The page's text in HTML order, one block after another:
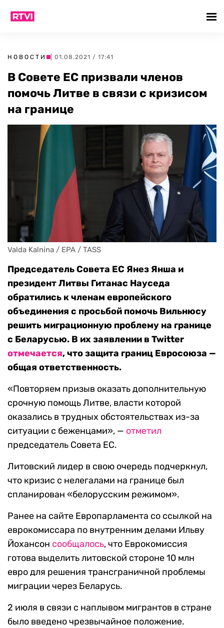
НОВОСТИ | 01.08.2021 / 17:41
В Совете ЕС призвали членов
помочь Литве в связи с кризисом
на границе
Valda Kalnina / EPA / TASS
Председатель Совета ЕС Янез Янша и
президент Литвы Гитанас Науседа
обратились к членам европейского
объединения с просьбой помочь Вильнюсу
решить миграционную проблему на границе
с Беларусью. В их заявлении в Twitter
отмечается, что защита границ Евросоюза —
общая ответственность.
«Повторяем призыв оказать дополнительную
срочную помощь Литве, власти которой
оказались в трудных обстоятельствах из-за
ситуации с беженцами», — отметил
председатель Совета ЕС.
Литовский лидер в свою очередь подчеркнул,
что кризис с нелегалами на границе был
спланирован «белорусским режимом».
Ранее на сайте Европарламента со ссылкой на
еврокомиссара по внутренним делами Ильву
Йохансон сообщалось, что Еврокомиссия
готова выделить литовской стороне 10 млн
евро для решения трансграничной проблемы
миграции через Беларусь.
2 июля в связи с наплывом мигрантов в стране
было введено чрезвычайное положение.